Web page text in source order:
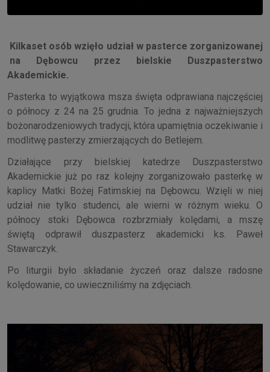
Kilkaset osób wzięło udział w pasterce zorganizowanej
na Dębowcu przez bielskie Duszpasterstwo
Akademickie.
Pasterka to wyjątkowa msza święta odprawiana najczęściej
o północy z 24 na 25 grudnia. To jedna z najważniejszych
bożonarodzeniowych tradycji, która upamiętnia oczekiwanie i
modlitwę pasterzy zmierzających do Betlejem.
Działające przy bielskiej katedrze Duszpasterstwo
Akademickie już po raz kolejny zorganizowało pasterkę w
kaplicy Matki Bożej Fatimskiej na Dębowcu. Wzięli w niej
udział nie tylko studenci, ale wierni w różnym wieku. O
północy stoki Dębowca rozbrzmiały kolędami, a mszę
świętą odprawił duszpasterz akademicki ks. Paweł
Stawarczyk.
Po liturgii było składanie życzeń oraz dalsze radosne
kolędowanie, co uwieczniliśmy na zdjęciach.